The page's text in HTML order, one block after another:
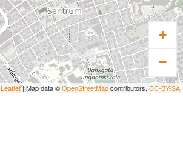
+
−
Leaflet| Map data ©OpenStreetMapcontributors, CC-BY-SA